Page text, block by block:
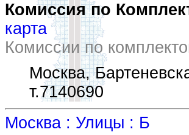
Комиссия по
карта
Комиссии по
Москва,
т.7140690
Москва : Улицы : Б